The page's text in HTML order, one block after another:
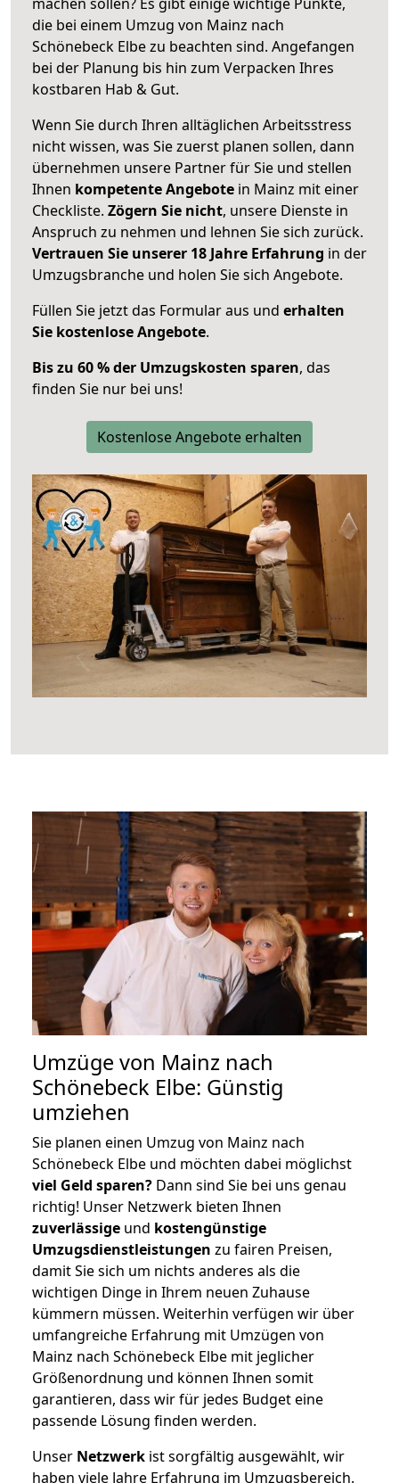
die bei einem Umzug von Mainz nach
Schönebeck Elbe zu beachten sind. Angefangen
bei der Planung bis hin zum Verpacken Ihres
kostbaren Hab & Gut.
Wenn Sie durch Ihren alltäglichen Arbeitsstress
nicht wissen, was Sie zuerst planen sollen, dann
übernehmen unsere Partner für Sie und stellen
Ihnen kompetente Angebote in Mainz mit einer
Checkliste. Zögern Sie nicht, unsere Dienste in
Anspruch zu nehmen und lehnen Sie sich zurück.
Vertrauen Sie unserer 18 Jahre Erfahrung in der
Umzugsbranche und holen Sie sich Angebote.
Füllen Sie jetzt das Formular aus und erhalten
Sie kostenlose Angebote.
Bis zu 60 % der Umzugskosten sparen, das
finden Sie nur bei uns!
Kostenlose Angebote erhalten
Umzüge von Mainz nach
Schönebeck Elbe: Günstig
umziehen
Sie planen einen Umzug von Mainz nach
Schönebeck Elbe und möchten dabei möglichst
viel Geld sparen? Dann sind Sie bei uns genau
richtig! Unser Netzwerk bieten Ihnen
zuverlässige und kostengünstige
Umzugsdienstleistungen zu fairen Preisen,
damit Sie sich um nichts anderes als die
wichtigen Dinge in Ihrem neuen Zuhause
kümmern müssen. Weiterhin verfügen wir über
umfangreiche Erfahrung mit Umzügen von
Mainz nach Schönebeck Elbe mit jeglicher
Größenordnung und können Ihnen somit
garantieren, dass wir für jedes Budget eine
passende Lösung finden werden.
Unser Netzwerk ist sorgfältig ausgewählt, wir
haben viele Jahre Erfahrung im Umzugsbereich.